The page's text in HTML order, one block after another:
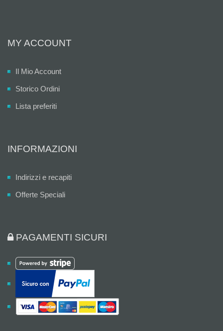
MY ACCOUNT
Il Mio Account
Storico Ordini
Lista preferiti
INFORMAZIONI
Indirizzi e recapiti
Offerte Speciali
PAGAMENTI SICURI